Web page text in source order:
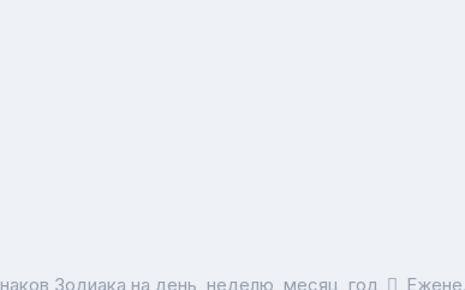
Зодиака на день, неделю, месяц, год